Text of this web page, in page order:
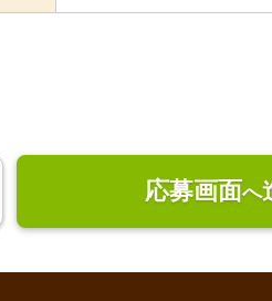
応募画面へ